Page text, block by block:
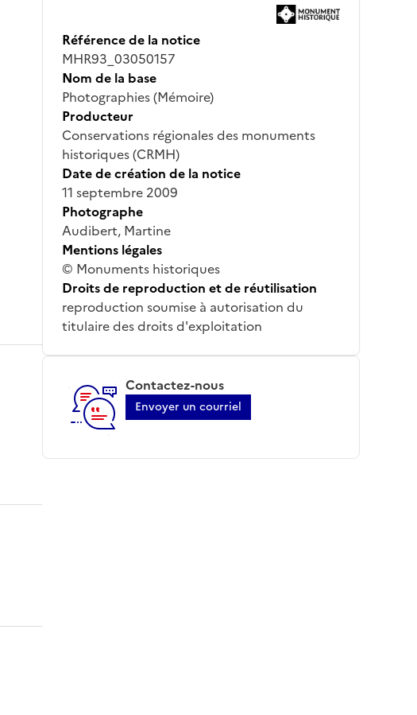
Référence de la notice
MHR93_03050157
Nom de la base
Photographies (Mémoire)
Producteur
Conservations régionales des monuments
historiques (CRMH)
Date de création de la notice
11 septembre 2009
Photographe
Audibert, Martine
Mentions légales
© Monuments historiques
Droits de reproduction et de réutilisation
reproduction soumise à autorisation du
titulaire des droits d'exploitation
Contactez-nous
Envoyer un courriel